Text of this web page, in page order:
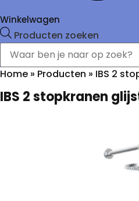
Winkelwagen
Producten zoeken
Home » Producten » IBS 2
IBS 2 stopkranen